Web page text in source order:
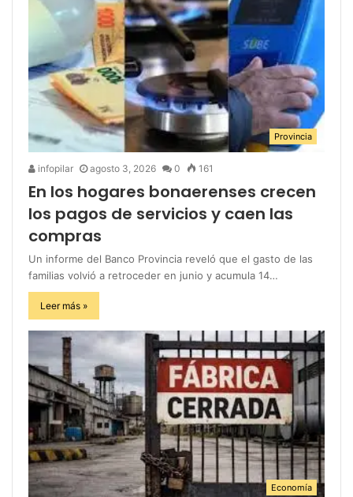
Provincia
infopilar agosto 3, 2026 0 161
En los hogares bonaerenses crecen
los pagos de servicios y caen las
compras
Un informe del Banco Provincia reveló que el gasto de las
familias volvió a retroceder en junio y acumula 14…
Leer más »
Economía